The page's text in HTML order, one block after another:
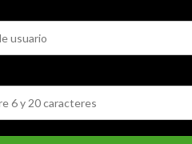
Romántico
Seguro